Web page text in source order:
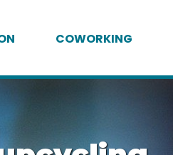
COWORKING